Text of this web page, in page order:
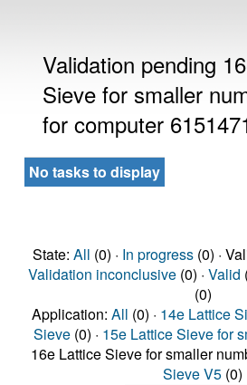
Validation pending
Sieve for smaller
for computer
No tasks to display
State: All (0) · In progress(0) ·
Validation inconclusive(0) · Valid
(0)
Application: All (0) · 14e Lattice
Sieve (0) · 15e Lattice Sieve for
16e Lattice Sieve for smaller
Sieve V5 (0)